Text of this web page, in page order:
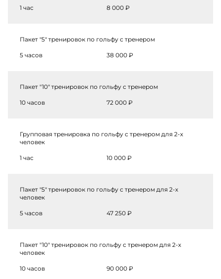
1 час 8 000 ₽
Пакет "5" тренировок по гольфу с тренером
5 часов 38 000 ₽
Пакет "10" тренировок по гольфу с тренером
10 часов 72 000 ₽
Групповая тренировка по гольфу с тренером для 2-х
человек
1 час 10 000 ₽
Пакет "5" тренировок по гольфу с тренером для 2-х
человек
5 часов 47 250 ₽
Пакет "10" тренировок по гольфу с тренером для 2-х
человек
10 часов 90 000 ₽